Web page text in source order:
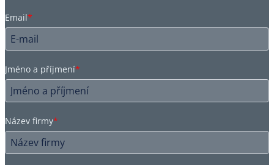
Email*
Jméno a příjmení*
Název firmy*